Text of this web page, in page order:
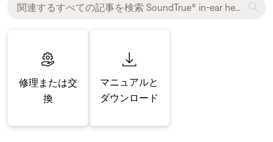
修理または交
換
マニュアルと
ダウンロード